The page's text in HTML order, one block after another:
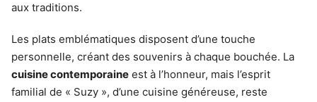
aux traditions.
Les plats emblématiques disposent d’une touche
personnelle, créant des souvenirs à chaque bouchée. La
cuisine contemporaine est à l’honneur, mais l’esprit
familial de « Suzy », d’une cuisine généreuse, reste